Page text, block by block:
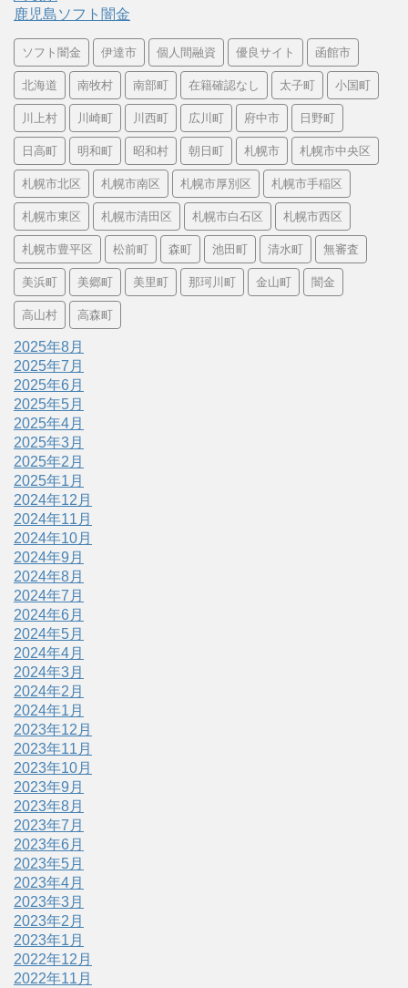
鹿児島ソフト闇金
ソフト闇金 伊達市 個人間融資 優良サイト 函館市
北海道 南牧村 南部町 在籍確認なし 太子町 小国町
川上村 川崎町 川西町 広川町 府中市 日野町
日高町 明和町 昭和村 朝日町 札幌市 札幌市中央区
札幌市北区 札幌市南区 札幌市厚別区 札幌市手稲区
札幌市東区 札幌市清田区 札幌市白石区 札幌市西区
札幌市豊平区 松前町 森町 池田町 清水町 無審査
美浜町 美郷町 美里町 那珂川町 金山町 闇金
高山村 高森町
2025年8月
2025年7月
2025年6月
2025年5月
2025年4月
2025年3月
2025年2月
2025年1月
2024年12月
2024年11月
2024年10月
2024年9月
2024年8月
2024年7月
2024年6月
2024年5月
2024年4月
2024年3月
2024年2月
2024年1月
2023年12月
2023年11月
2023年10月
2023年9月
2023年8月
2023年7月
2023年6月
2023年5月
2023年4月
2023年3月
2023年2月
2023年1月
2022年12月
2022年11月